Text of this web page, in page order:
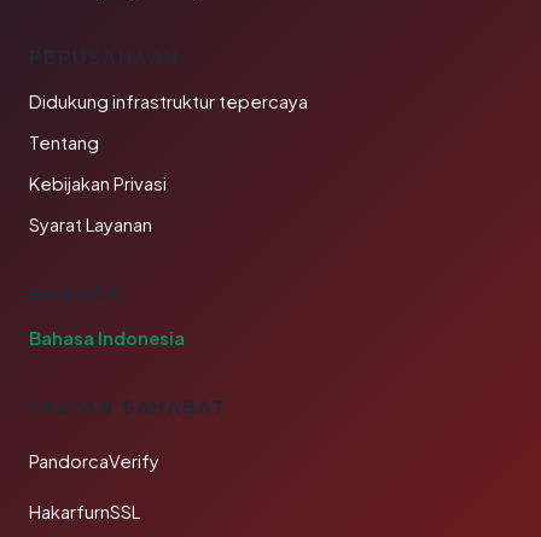
PERUSAHAAN
Didukung infrastruktur tepercaya
Tentang
Kebijakan Privasi
Syarat Layanan
BAHASA
Bahasa Indonesia
TAUTAN SAHABAT
PandorcaVerify
HakarfurnSSL